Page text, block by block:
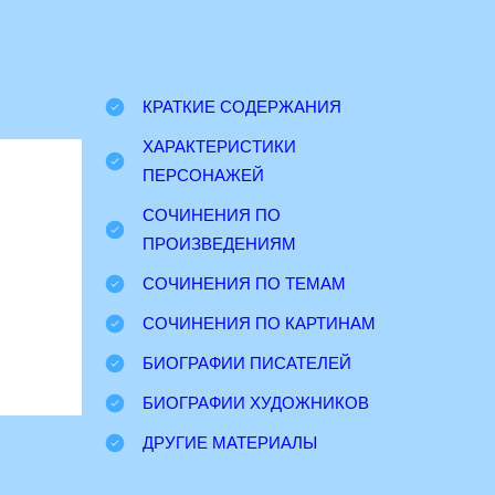
КРАТКИЕ СОДЕРЖАНИЯ
ХАРАКТЕРИСТИКИ
ПЕРСОНАЖЕЙ
СОЧИНЕНИЯ ПО
ПРОИЗВЕДЕНИЯМ
СОЧИНЕНИЯ ПО ТЕМАМ
СОЧИНЕНИЯ ПО КАРТИНАМ
БИОГРАФИИ ПИСАТЕЛЕЙ
БИОГРАФИИ ХУДОЖНИКОВ
ДРУГИЕ МАТЕРИАЛЫ